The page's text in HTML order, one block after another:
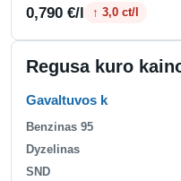
0,790 €/l ↑ 3,0 ct/l
Regusa kuro
Gavaltuvos k
Benzinas 95
Dyzelinas
SND